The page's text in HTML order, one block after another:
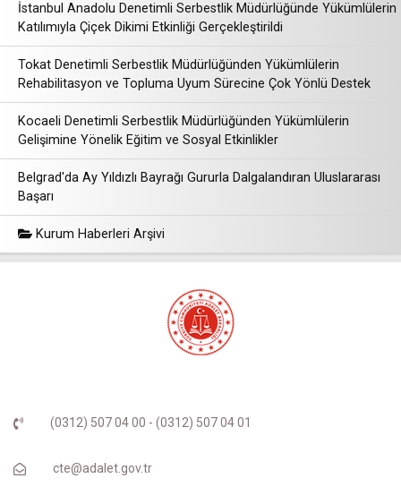
İstanbul Anadolu Denetimli Serbestlik Müdürlüğünde Yükümlülerin
Katılımıyla Çiçek Dikimi Etkinliği Gerçekleştirildi
Tokat Denetimli Serbestlik Müdürlüğünden Yükümlülerin
Rehabilitasyon ve Topluma Uyum Sürecine Çok Yönlü Destek
Kocaeli Denetimli Serbestlik Müdürlüğünden Yükümlülerin
Gelişimine Yönelik Eğitim ve Sosyal Etkinlikler
Belgrad'da Ay Yıldızlı Bayrağı Gururla Dalgalandıran Uluslararası
Başarı
Kurum Haberleri Arşivi
(0312) 507 04 00 - (0312) 507 04 01
cte@adalet.gov.tr